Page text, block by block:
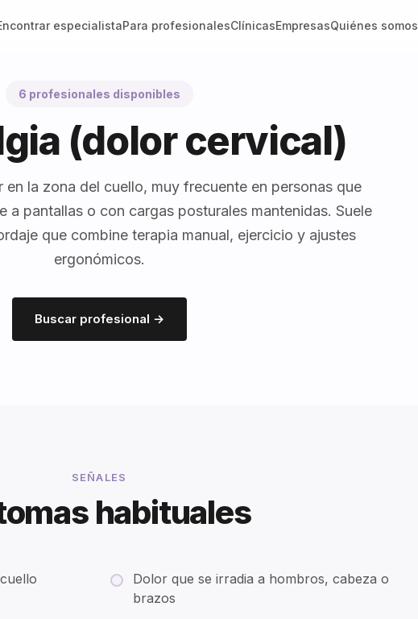
especialistaPara profesionalesClínicasEmpresasQuiénes somos
6 profesionales disponibles
(dolor cervical)
en la zona del cuello, muy frecuente en personas que
a pantallas o con cargas posturales mantenidas. Suele
que combine terapia manual, ejercicio y ajustes
ergonómicos.
Buscar profesional →
SEÑALES
habituales
Dolor que se irradia a hombros, cabeza o
brazos